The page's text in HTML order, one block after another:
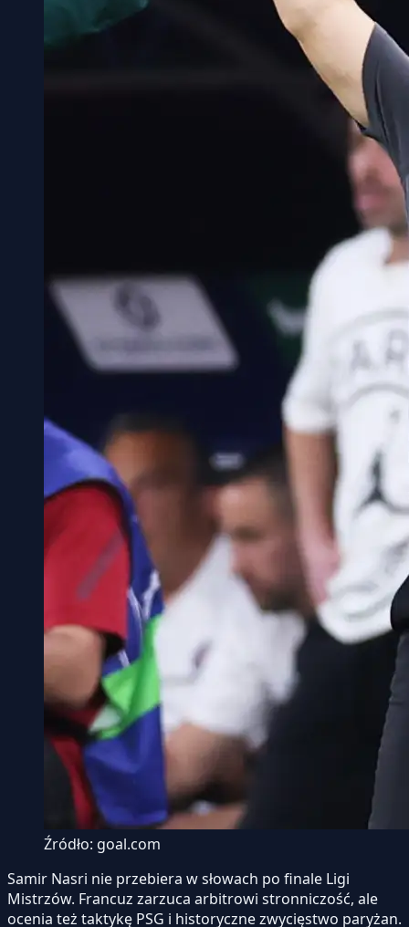
Źródło: goal.com
Samir Nasri nie przebiera w słowach po finale Ligi
Mistrzów. Francuz zarzuca arbitrowi stronniczość, ale
ocenia też taktykę PSG i historyczne zwycięstwo paryżan.